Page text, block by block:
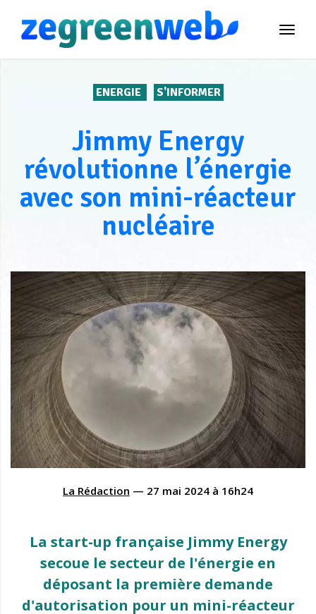
ENERGIE S'INFORMER
Jimmy Energy
révolutionne l’énergie
avec son mini-réacteur
nucléaire
La Rédaction — 27 mai 2024 à 16h24
La start-up française Jimmy Energy
secoue le secteur de l'énergie en
déposant la première demande
d'autorisation pour un mini-réacteur